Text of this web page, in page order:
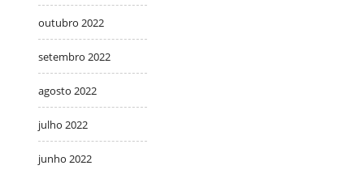
outubro 2022
setembro 2022
agosto 2022
julho 2022
junho 2022